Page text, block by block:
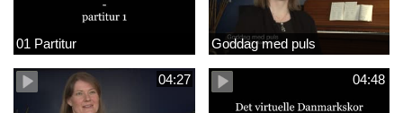
01 Partitur Goddag med puls
04:27 04:48